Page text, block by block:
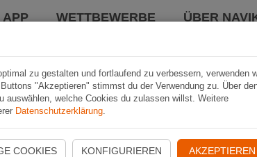
APP WETTBEWERBE ÜBER
zu gestalten und fortlaufend zu verbessern, verwenden
"Akzeptieren" stimmst du der Verwendung zu. Über
auswählen, welche Cookies du zulassen willst. Weitere
Datenschutzerklärung.
COOKIES KONFIGURIEREN AKZEPTIEREN